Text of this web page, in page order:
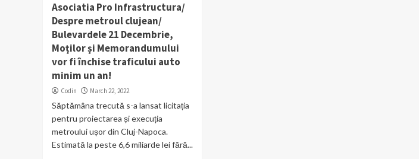
Asociatia Pro Infrastructura/
Despre metroul clujean/
Bulevardele 21 Decembrie,
Moților și Memorandumului
vor fi închise traficului auto
minim un an!
Codin March 22, 2022
Săptămâna trecută s-a lansat licitația
pentru proiectarea și execuția
metroului ușor din Cluj-Napoca.
Estimată la peste 6,6 miliarde lei fără...